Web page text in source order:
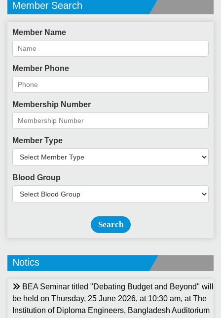
Member Search
Member Name
Member Phone
Membership Number
Member Type
Blood Group
Search
Notics
BEA Seminar titled "Debating Budget and Beyond" will
be held on Thursday, 25 June 2026, at 10:30 am, at The
Institution of Diploma Engineers, Bangladesh Auditorium